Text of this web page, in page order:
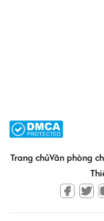
Trang chủVăn phòng